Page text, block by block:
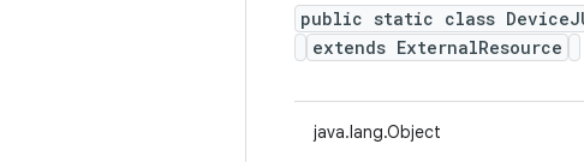
public static class
extends ExternalResource
java.lang.Object